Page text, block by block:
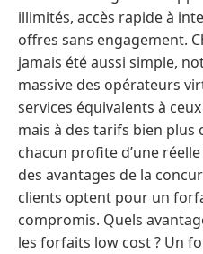
illimités, accès rapide à
offres sans engagement.
jamais été aussi simple,
massive des opérateurs
services équivalents à
mais à des tarifs bien plus
chacun profite d’une
des avantages de la
clients optent pour un
compromis. Quels
les forfaits low cost ? Un